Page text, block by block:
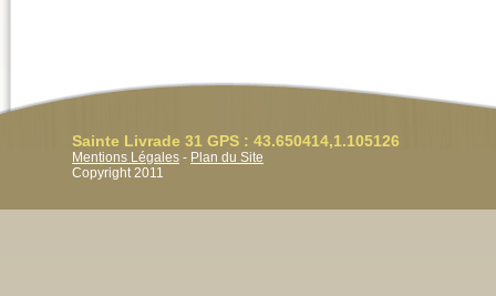
Sainte Livrade 31 GPS : 43.650414,1.105126
Mentions Légales - Plan du Site
Copyright 2011